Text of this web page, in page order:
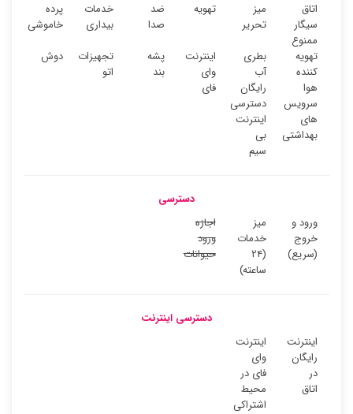
اتاق
سیگار
ممنوع
میز
تحریر
تهویه
ضد
صدا
خدمات
بیداری
پرده
خاموشی
تهویه
کننده
هوا
بطری
آب
رایگان
اینترنت
وای
فای
پشه
بند
تجهیزات
اتو
دوش
سرویس
های
بهداشتی
دسترسی
اینترنت
بی
سیم
دسترسی
ورود و
خروج
(سریع)
میز
خدمات
(۲۴
ساعته)
اجازه
ورود
حیوانات
دسترسی اینترنت
اینترنت
رایگان
در
اتاق
اینترنت
وای
فای در
محیط
اشتراکی